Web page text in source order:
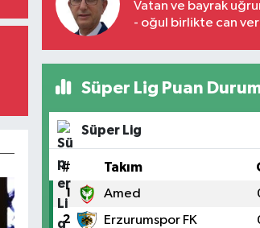
Vatan ve bayrak
- oğul birlikte can
Süper Lig Puan
Süper Lig
# Takım
1 Amed
2 Erzurumspor FK